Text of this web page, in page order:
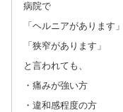
病院で
「ヘルニアがあります」
「狭窄があります」
と言われても、
・痛みが強い方
・違和感程度の方